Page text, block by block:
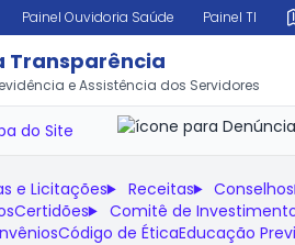
Painel Ouvidoria Saúde Painel TI
Transparência
e Assistência dos Servidores
do Site
e Licitações Receitas Conselhos
Certidões Comitê de
Código de ÉticaEducação
✕